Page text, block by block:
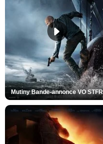
Mutiny Bande-annonce VO STFR